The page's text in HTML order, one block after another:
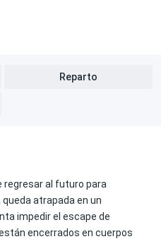
Reparto
regresar al futuro para
atrapada en un
impedir el escape de
encerrados en cuerpos